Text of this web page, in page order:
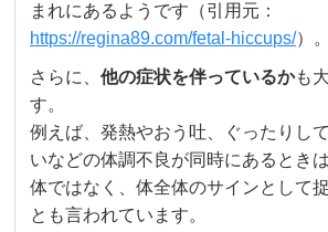
まれにあるようです（引用元：
https://regina89.com/fetal-hiccups/）。
さらに、他の症状を伴っているかも
す。
例えば、発熱やおう吐、ぐったりし
いなどの体調不良が同時にあるとき
体ではなく、体全体のサインとして
とも言われています。